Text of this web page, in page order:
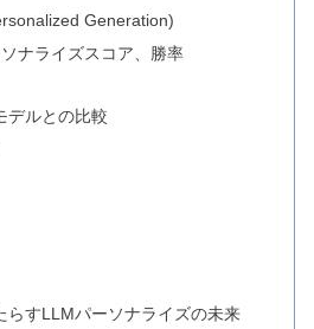
Generation)
ナライズスコア、勝率
デルとの比較
らすLLMパーソナライズの未来